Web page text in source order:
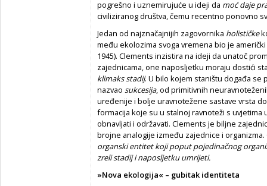
pogrešno i uznemirujuće u ideji da moć daje
civiliziranog društva, čemu recentno ponovno
Jedan od najznačajnijih zagovornika holističke
među ekolozima svoga vremena bio je
1945). Clements inzistira na ideji da unatoč
zajednicama, one naposljetku moraju dostići
klimaks stadij. U bilo kojem staništu događa
nazvao sukcesija, od primitivnih
uređenije i bolje uravnotežene sastave vrsta
formacija koje su u stalnoj ravnoteži s
obnavljati i održavati. Clements je biljne
brojne analogije između zajednice i
organski entitet koji poput pojedinačnog
zreli stadij i naposljetku umrijeti.
»Nova ekologija« – gubitak identiteta